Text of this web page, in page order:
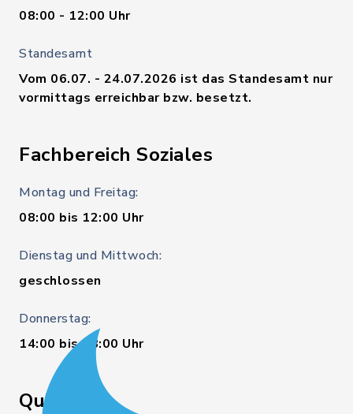
08:00 - 12:00 Uhr
Standesamt
Vom 06.07. - 24.07.2026 ist das Standesamt nur
vormittags erreichbar bzw. besetzt.
Fachbereich Soziales
Montag und Freitag:
08:00 bis 12:00 Uhr
Dienstag und Mittwoch:
geschlossen
Donnerstag:
14:00 bis 18:00 Uhr
Quicklinks